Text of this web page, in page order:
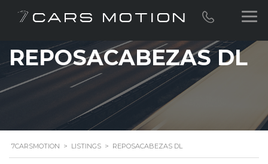
REPOSACABEZAS DL
7CARSMOTION > LISTINGS > REPOSACABEZAS DL